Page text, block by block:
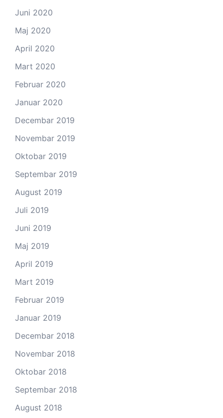
Juni 2020
Maj 2020
April 2020
Mart 2020
Februar 2020
Januar 2020
Decembar 2019
Novembar 2019
Oktobar 2019
Septembar 2019
August 2019
Juli 2019
Juni 2019
Maj 2019
April 2019
Mart 2019
Februar 2019
Januar 2019
Decembar 2018
Novembar 2018
Oktobar 2018
Septembar 2018
August 2018